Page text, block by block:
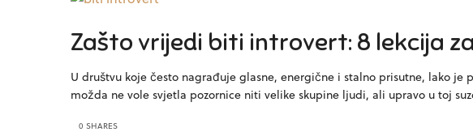
Zašto vrijedi biti introvert: 8 lekcija
U društvu koje često nagrađuje glasne, energične i stalno prisutne, lako je
možda ne vole svjetla pozornice niti velike skupine ljudi, ali upravo u toj
0 SHARES